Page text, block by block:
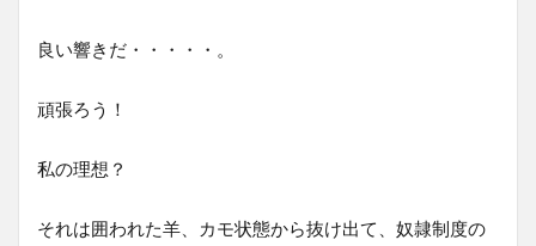
良い響きだ・・・・・。
頑張ろう！
私の理想？
それは囲われた羊、カモ状態から抜け出て、奴隷制度の